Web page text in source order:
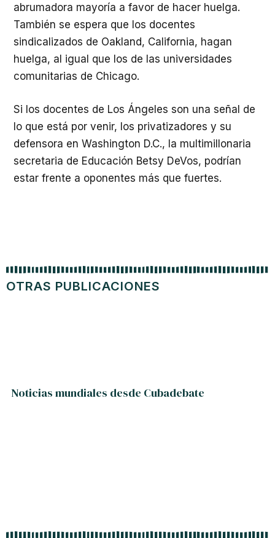
abrumadora mayoría a favor de hacer huelga.
También se espera que los docentes
sindicalizados de Oakland, California, hagan
huelga, al igual que los de las universidades
comunitarias de Chicago.
Si los docentes de Los Ángeles son una señal de
lo que está por venir, los privatizadores y su
defensora en Washington D.C., la multimillonaria
secretaria de Educación Betsy DeVos, podrían
estar frente a oponentes más que fuertes.
OTRAS PUBLICACIONES
Noticias mundiales desde Cubadebate